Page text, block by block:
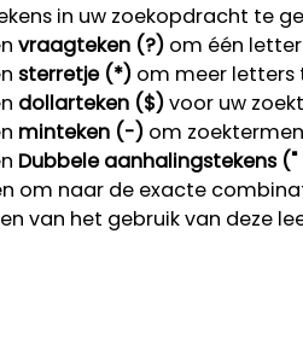
in uw zoekopdracht te
vraagteken (?) om één
sterretje (*) om meer letters
dollarteken ($)voor uw
minteken (-) om
Dubbele aanhalingstekens ("
om naar de exacte
van het gebruik van deze